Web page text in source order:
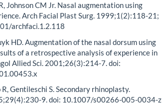
Johnson CM Jr. Nasal augmentation using
Arch Facial Plast Surg. 1999;1(2):118-21;
archfaci.1.2.118
HD. Augmentation of the nasal dorsum using
of a retrospective analysis of experience in
Allied Sci. 2001;26(3):214-7. doi:
Gentileschi S. Secondary rhinoplasty.
9. doi: 10.1007/s00266-005-0034-z